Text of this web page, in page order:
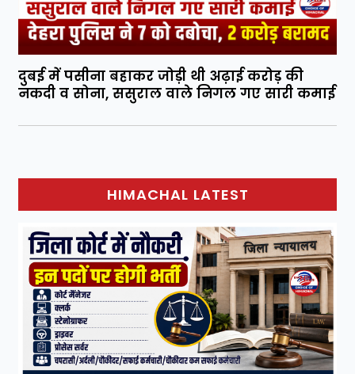
दुबई में पसीना बहाकर जोड़ी थी अढ़ाई करोड़ की
नकदी व सोना, ससुराल वाले निगल गए सारी कमाई
HIMACHAL LATEST